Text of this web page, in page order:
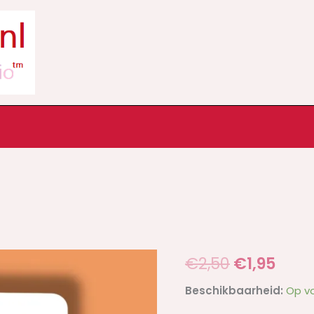
€2,50
prijs
€1,95
prijs
Beschikbaarheid: Op
Plakje
BLIJ